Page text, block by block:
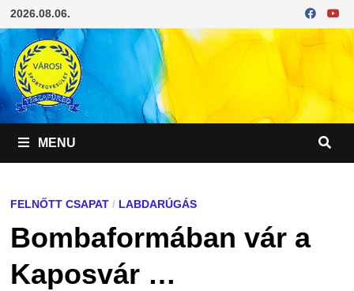
Skip
to
content
2026.08.06.
MENU
FELNŐTT CSAPAT/ LABDARÚGÁS
Bombaformában vár a
Kaposvár …